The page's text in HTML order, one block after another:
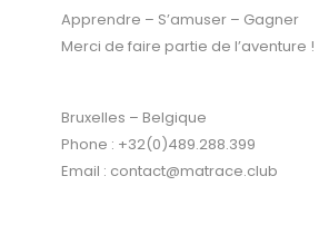
Apprendre – S’amuser – Gagner
Merci de faire partie de l’aventure !
Bruxelles – Belgique
Phone : +32(0)489.288.399
Email : contact@matrace.club